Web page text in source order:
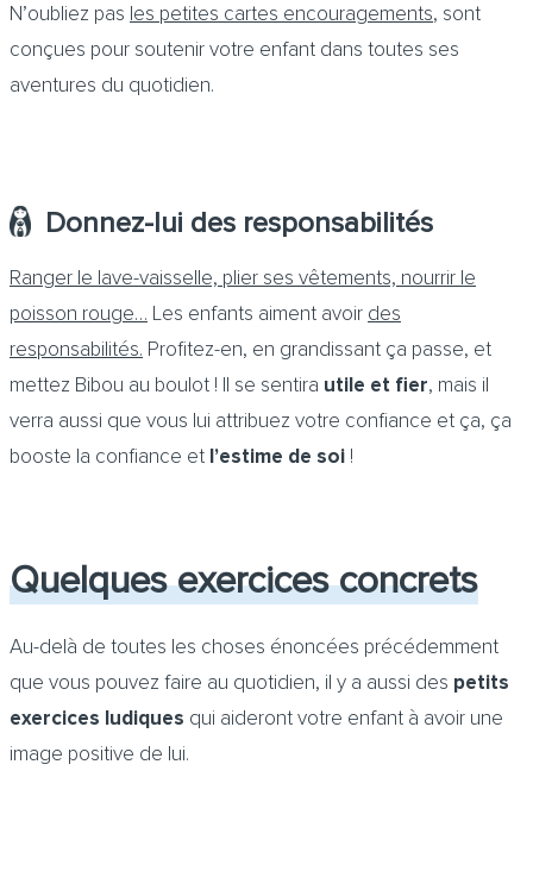
N’oubliez pas les petites cartes encouragements, sont
conçues pour soutenir votre enfant dans toutes ses
aventures du quotidien.
Donnez-lui des responsabilités
Ranger le lave-vaisselle, plier ses vêtements, nourrir le
poisson rouge… Les enfants aiment avoir des
responsabilités. Profitez-en, en grandissant ça passe, et
mettez Bibou au boulot ! Il se sentira utile et fier, mais il
verra aussi que vous lui attribuez votre confiance et ça, ça
booste la confiance et l’estime de soi !
Quelques exercices concrets
Au-delà de toutes les choses énoncées précédemment
que vous pouvez faire au quotidien, il y a aussi des petits
exercices ludiques qui aideront votre enfant à avoir une
image positive de lui.